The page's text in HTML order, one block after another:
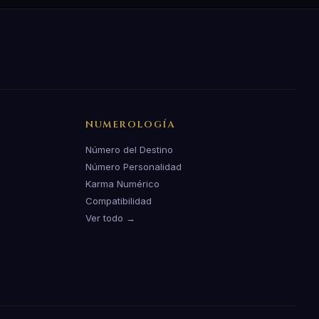
NUMEROLOGÍA
Número del Destino
Número Personalidad
Karma Numérico
Compatibilidad
Ver todo →